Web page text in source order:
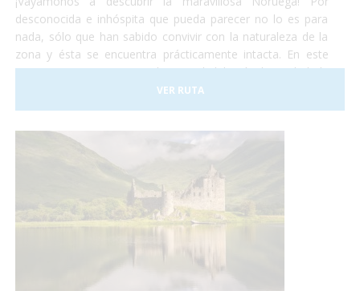
desconocida e inhóspita que pueda parecer no lo es para
nada, sólo que han sabido convivir con la naturaleza de la
zona y ésta se encuentra prácticamente intacta. En este
viaje comenzaremos por la capital del país, la ciudad de
Oslo. Al terminar de conocer la capital nos iremos en tren
hacia Bergen. Éste recorrido es uno de los más hermosos
con unas vistas privilegiadas también. ¡Te sorprenderá!
VER RUTA